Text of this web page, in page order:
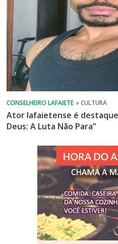
Ator lafaietense é destaque
Deus: A Luta Não Para”